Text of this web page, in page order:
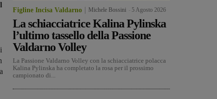
Figline Incisa Valdarno Michele Bossini 5 Agosto 2026
La schiacciatrice Kalina Pylinska
l’ultimo tassello della Passione
Valdarno Volley
La Passione Valdarno Volley con la schiacciatrice polacca
Kalina Pylinska ha completato la rosa per il prossimo
campionato di...